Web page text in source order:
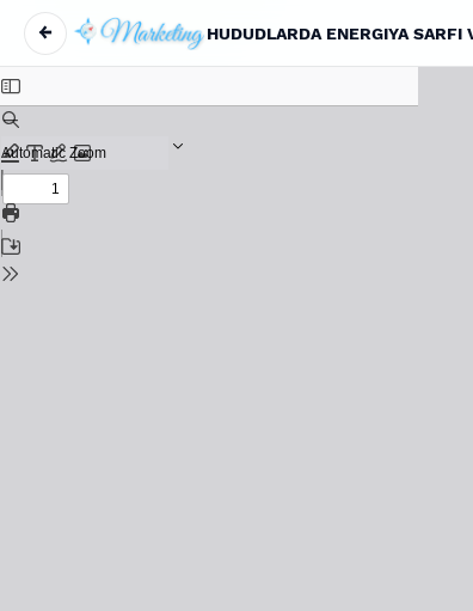
←
Maqola tafsilotlariga qaytish
HUDUDLARDA ENERGIYA